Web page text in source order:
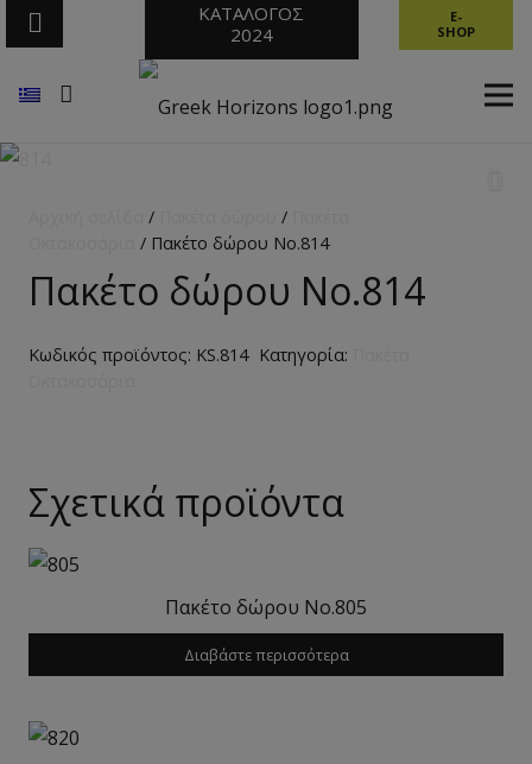
ΚΑΤΑΛΟΓΟΣ
2024
E-
SHOP
/ /
/ Πακέτο δώρου Νο.814
Πακέτο δώρου Νο.814
Κωδικός προϊόντος: KS.814 Κατηγορία:
Σχετικά προϊόντα
Πακέτο δώρου Νο.805
Διαβάστε περισσότερα